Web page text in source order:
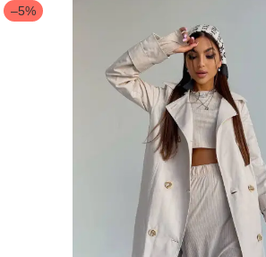
–5%